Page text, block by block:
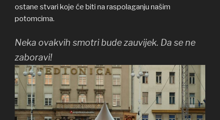
ostane stvari koje će biti na raspolaganju našim
potomcima.
Neka ovakvih smotri bude zauvijek. Da se ne
zaboravi!